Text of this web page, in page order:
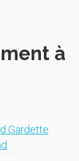
à
Gardette